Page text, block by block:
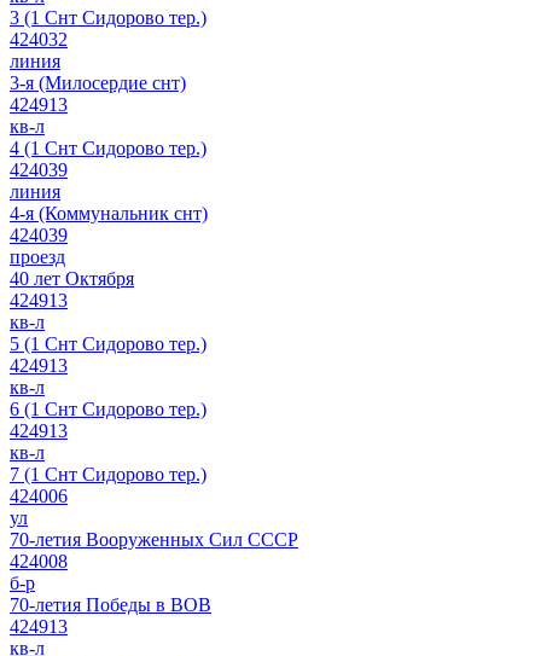
3 (1 Снт Сидорово тер.)
424032
линия
3-я (Милосердие снт)
424913
кв-л
4 (1 Снт Сидорово тер.)
424039
линия
4-я (Коммунальник снт)
424039
проезд
40 лет Октября
424913
кв-л
5 (1 Снт Сидорово тер.)
424913
кв-л
6 (1 Снт Сидорово тер.)
424913
кв-л
7 (1 Снт Сидорово тер.)
424006
ул
70-летия Вооруженных Сил СССР
424008
б-р
70-летия Победы в ВОВ
424913
кв-л